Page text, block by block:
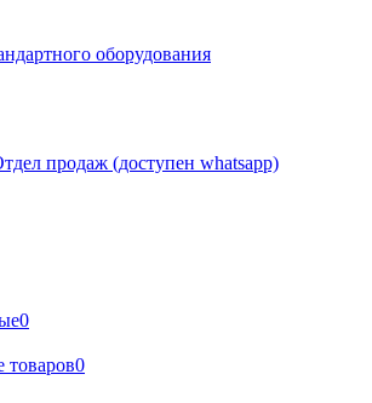
оборудования
продаж (доступен whatsapp)
0
товаров0